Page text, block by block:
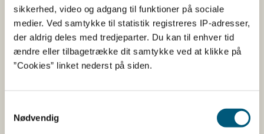
sikkerhed, video og adgang til funktioner på sociale
medier. Ved samtykke til statistik registreres IP-adresser,
der aldrig deles med tredjeparter. Du kan til enhver tid
ændre eller tilbagetrække dit samtykke ved at klikke på
”Cookies” linket nederst på siden.
Nødvendig
natriumcitrat
Surhedsregulerende
middel
pektin (E440ii)
Geleringsmiddel
rosmarinekstrakt
Antioxidant
xylitol (E967)